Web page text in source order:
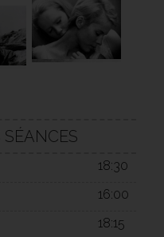
18:30
16:00
18:15